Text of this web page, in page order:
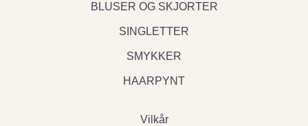
BLUSER OG SKJORTER
SINGLETTER
SMYKKER
HAARPYNT
Vilkår